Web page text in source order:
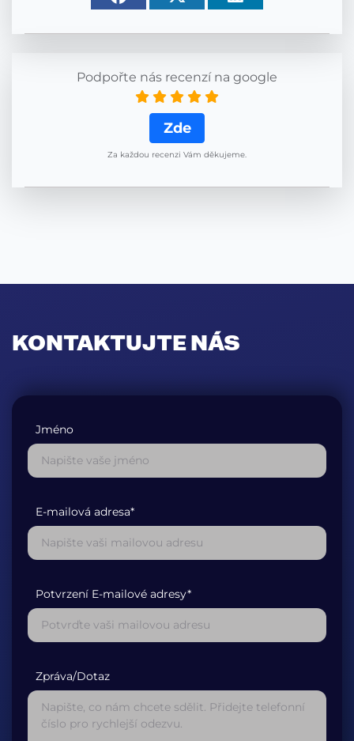
Podpořte nás recenzí na google
Zde
Za každou recenzi Vám děkujeme.
KONTAKTUJTE NÁS
Jméno
E-mailová adresa*
Potvrzení E-mailové adresy*
Zpráva/Dotaz